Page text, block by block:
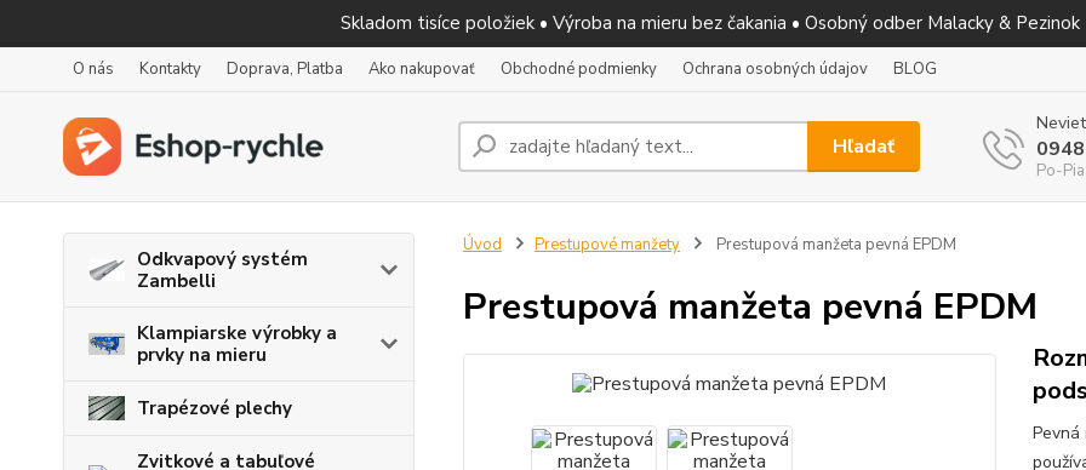
Skladom tisíce položiek • Výroba na mieru bez čakania • Osobný odber Malacky &
O nás Kontakty Doprava, Platba Ako nakupovať Obchodné podmienky Ochrana osobných údajov BLOG
Hľadať
Po-
Odkvapový systém
Zambelli
Klampiarske výrobky a
prvky na mieru
Trapézové plechy
Zvitkové a tabuľové
Úvod Prestupové manžety Prestupová manžeta pevná EPDM
Prestupová manžeta pevná EPDM